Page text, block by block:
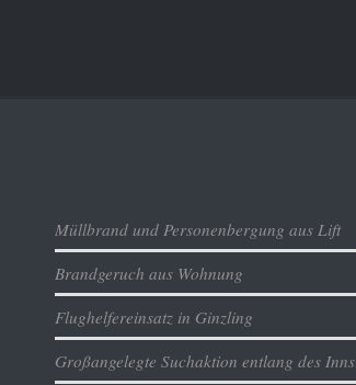
Müllbrand und Personenbergung aus Lift
Brandgeruch aus Wohnung
Flughelfereinsatz in Ginzling
Großangelegte Suchaktion entlang des Inns